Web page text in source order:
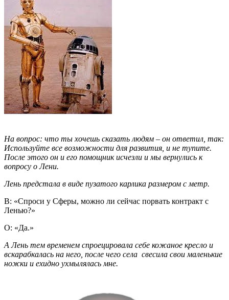
На вопрос: что ты хочешь сказать людям – он ответил, так:
Используйте все возможности для развития, и не тупите.
После этого он и его помощник исчезли и мы вернулись к
вопросу о Лени.
Лень предстала в виде пузатого карлика размером с метр.
В: «Спроси у Сферы, можно ли сейчас порвать контракт с
Ленью?»
О: «Да.»
А Лень тем временем спроецировала себе кожаное кресло и
вскарабкалась на него, после чего села свесила свои маленькие
ножки и ехидно ухмылялась мне.